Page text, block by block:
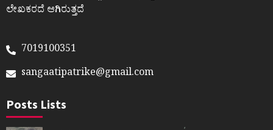
ಲೇಖಕರದೆ ಆಗಿರುತ್ತದೆ
7019100351
sangaatipatrike@gmail.com
Posts Lists